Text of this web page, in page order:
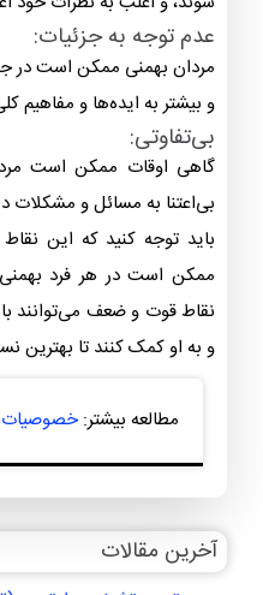
غرور و متکبر بودن:
آنها ممکن است به دلیل
طبیعی غرور و متکبری نشان
عدم تحمل انتقاد:
ممکن است در مقابل
شوند، و اغلب به نظرات خود
عدم توجه به جزئیات:
مردان بهمنی ممکن است در
و بیشتر به ایده‌ها و مفاهیم
بی‌تفاوتی:
گاهی اوقات ممکن است
باید توجه کنید که این
ممکن است در هر فرد
نقاط قوت و ضعف می‌توانند
و به او کمک کنند تا بهترین